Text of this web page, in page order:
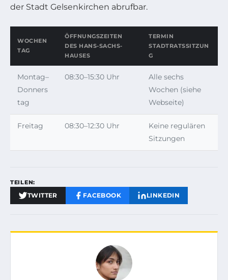
der Stadt Gelsenkirchen abrufbar.
WOCHEN
TAG
ÖFFNUNGSZEITEN
DES HANS-SACHS-
HAUSES
TERMIN
STADTRATSSITZUN
G
Montag–
Donners
tag
08:30–15:30 Uhr
Alle sechs
Wochen (siehe
Webseite)
Freitag 08:30–12:30 Uhr
Keine regulären
Sitzungen
TEILEN:
TWITTER FACEBOOK LINKEDIN